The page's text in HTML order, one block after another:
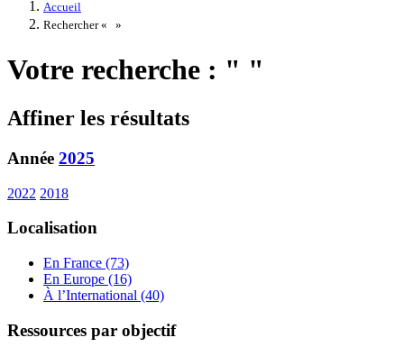
Accueil
Rechercher «
»
Votre recherche : " "
Affiner les résultats
Année 2025
2022 2018
Localisation
En France (73)
En Europe (16)
À l’International (40)
Ressources par objectif